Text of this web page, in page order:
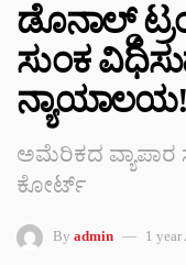
ಡೊನಾಲ್ಡ್
ಸುಂಕ
ನ್ಯಾಯಾಲಯ!
ಅಮೆರಿಕದ ವ್ಯಾಪಾರ
ಕೋರ್ಟ್‌
By admin 1 year